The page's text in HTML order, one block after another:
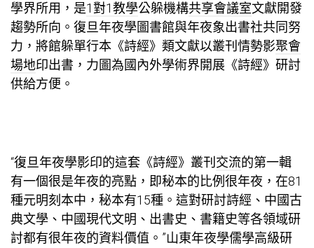
學界所用，是1對1教學公躲機構共享會議室文獻開發
趨勢所向。復旦年夜學圖書館與年夜象出書社共同努
力，將館躲單行本《詩經》類文獻以叢刊情勢影聚會
場地印出書，力圖為國內外學術界開展《詩經》研討
供給方便。
“復旦年夜學影印的這套《詩經》叢刊 交流的第一輯
有一個很是年夜的亮點，即秘本的比例很年夜，在81
種元明刻本中，秘本有15種。這對研討詩經、中國古
典文學、中國現代文明、出書史、書籍史等各領域研
討都有很年夜的資料價值。”山東年夜學儒學高級研